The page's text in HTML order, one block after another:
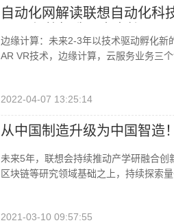
自动化网解读联想自动化科
边缘计算：未来2-3年以技术驱动孵化新
AR VR技术，边缘计算，云服务业务三
2022-04-07 13:25:14
从中国制造升级为中国智造
未来5年，联想会持续推动产学研融合创
区块链等研究领域基础之上，持续探索
2021-03-10 09:57:55